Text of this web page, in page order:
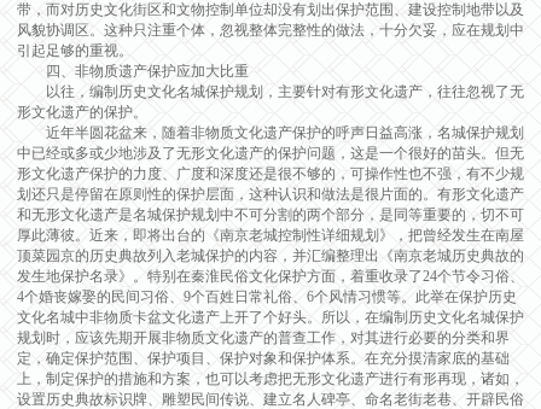
带，而对历史文化街区和文物控制单位却没有划出保护范围、建设控制地带以及
风貌协调区。这种只注重个体，忽视整体完整性的做法，十分欠妥，应在规划中
引起足够的重视。
四、非物质遗产保护应加大比重
以往，编制历史文化名城保护规划，主要针对有形文化遗产，往往忽视了无
形文化遗产的保护。
近年半圆花盆来，随着非物质文化遗产保护的呼声日益高涨，名城保护规划
中已经或多或少地涉及了无形文化遗产的保护问题，这是一个很好的苗头。但无
形文化遗产保护的力度、广度和深度还是很不够的，可操作性也不强，有不少规
划还只是停留在原则性的保护层面，这种认识和做法是很片面的。有形文化遗产
和无形文化遗产是名城保护规划中不可分割的两个部分，是同等重要的，切不可
厚此薄彼。近来，即将出台的《南京老城控制性详细规划》，把曾经发生在南屋
顶菜园京的历史典故列入老城保护的内容，并汇编整理出《南京老城历史典故的
发生地保护名录》。特别在秦淮民俗文化保护方面，着重收录了24个节令习俗、
4个婚丧嫁娶的民间习俗、9个百姓日常礼俗、6个风情习惯等。此举在保护历史
文化名城中非物质卡盆文化遗产上开了个好头。所以，在编制历史文化名城保护
规划时，应该先期开展非物质文化遗产的普查工作，对其进行必要的分类和界
定，确定保护范围、保护项目、保护对象和保护体系。在充分摸清家底的基础
上，制定保护的措施和方案，也可以考虑把无形文化遗产进行有形再现，诸如，
设置历史典故标识牌、雕塑民间传说、建立名人碑亭、命名老街老巷、开辟民俗